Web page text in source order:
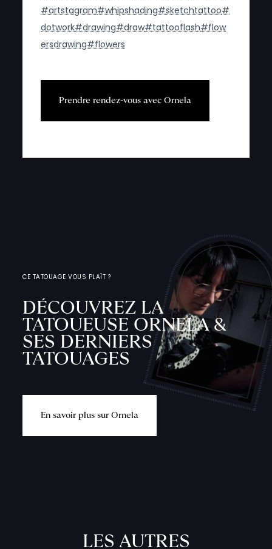
#artstagram#whipshading#sketchtattoo#
dotwork#drawing#draw#tattooflash#flow
ersdrawing#flowers
Prendre rendez-vous avec Ornela
CE TATOUAGE VOUS PLAÎT ?
DÉCOUVREZ LA
TATOUEUSE ORNELA &
SES DERNIERS
TATOUAGES
En savoir plus sur Ornela
LES AUTRES